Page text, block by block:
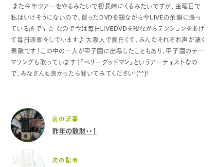
また今年ツアーをやるみたいで初長崎にくるみたいですが、金曜日で
私はいけそうにないので、買ったDVDを観ながら今LIVEの余韻に浸っ
ている所です☆ なので今は毎日LIVEDVDを観ながらテンションをあげ
て毎日通勤をしています♪ 大阪人で面白くて、みんなそれぞれ声が凄く
素敵です！この中の一人が甲子園に出場したこともあり、甲子園のテー
マソングも歌っています！『ベリーグッドマン』というアーティストなの
で、みなさんも良かったら聞いてみてください!(^^)!
前の記事
昨年の散財・・！
次の記事